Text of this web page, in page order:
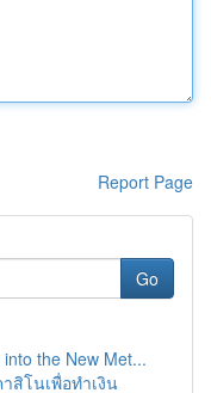
Report Page
Go
the New Met...
สิโนเพื่อทำเงิน